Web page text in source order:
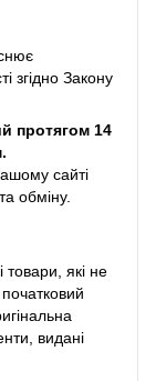
згідно Закону
протягом 14
сайті
обміну.
товари, які не
видані